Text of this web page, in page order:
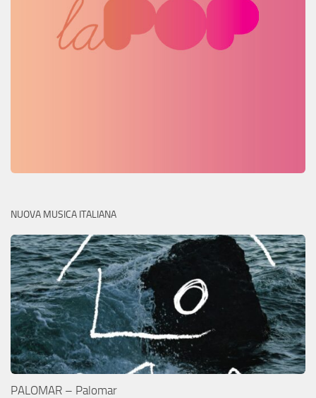
NUOVA MUSICA ITALIANA
PALOMAR – Palomar